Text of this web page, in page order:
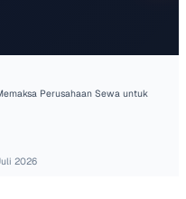
penting untuk tetap